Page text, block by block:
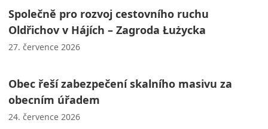
Společně pro rozvoj cestovního ruchu
Oldřichov v Hájích – Zagroda Łużycka
27. července 2026
Obec řeší zabezpečení skalního masivu za
obecním úřadem
24. července 2026